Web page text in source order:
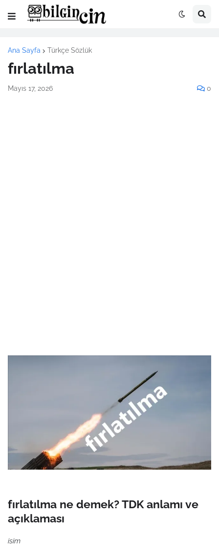
Ana Sayfa Türkçe Sözlük
fırlatılma
Mayıs 17, 2026 0
fırlatılma ne demek? TDK anlamı ve
açıklaması
isim